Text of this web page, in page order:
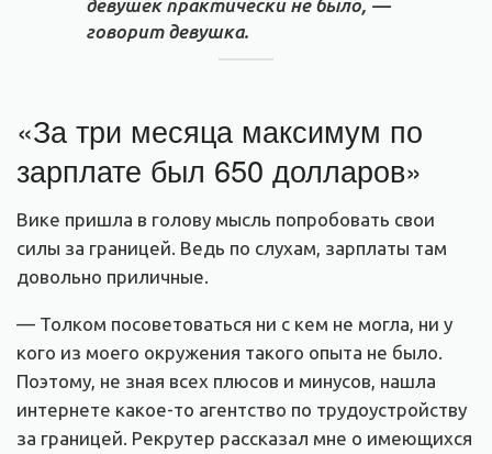
девушек практически не было, —
говорит девушка.
«За три месяца максимум по
зарплате был 650 долларов»
Вике пришла в голову мысль попробовать свои
силы за границей. Ведь по слухам, зарплаты там
довольно приличные.
— Толком посоветоваться ни с кем не могла, ни у
кого из моего окружения такого опыта не было.
Поэтому, не зная всех плюсов и минусов, нашла
интернете какое-то агентство по трудоустройству
за границей. Рекрутер рассказал мне о имеющихся